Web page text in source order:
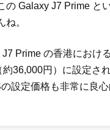
の Galaxy J7 Prime と
ね。
J7 Prime の香港におけ
36,000円）に設定され
設定価格も非常に良